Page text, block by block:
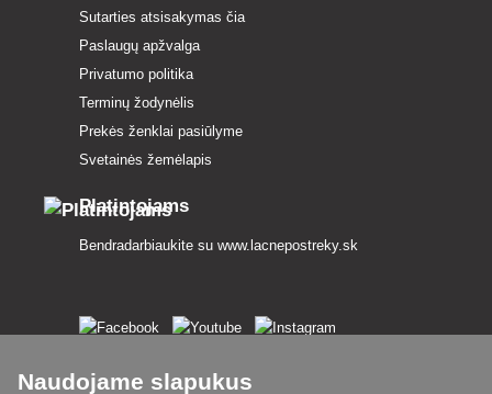
Sutarties atsisakymas čia
Paslaugų apžvalga
Privatumo politika
Terminų žodynėlis
Prekės ženklai pasiūlyme
Svetainės žemėlapis
Platintojams
Bendradarbiaukite su www.lacnepostreky.sk
Naudojame slapukus